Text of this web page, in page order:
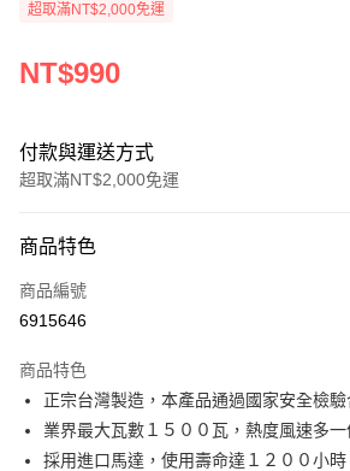
超取滿NT$2,000免運
NT$990
付款與運送方式
超取滿NT$2,000免運
信用卡一次付款
超商取貨付款
悠遊付
ATM付款
商品特色
商品編號
6915646
商品特色
正宗台灣製造，本產品通過國家安全檢驗
業界最大瓦數１５００瓦，熱度風速多一
採用進口馬達，使用壽命達１２００小時